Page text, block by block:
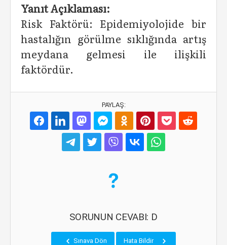
Yanıt Açıklaması:
Risk Faktörü: Epidemiyolojide bir
hastalığın görülme sıklığında artış
meydana gelmesi ile ilişkili
faktördür.
PAYLAŞ:
SORUNUN CEVABI: D
Sınava Dön Hata Bildir